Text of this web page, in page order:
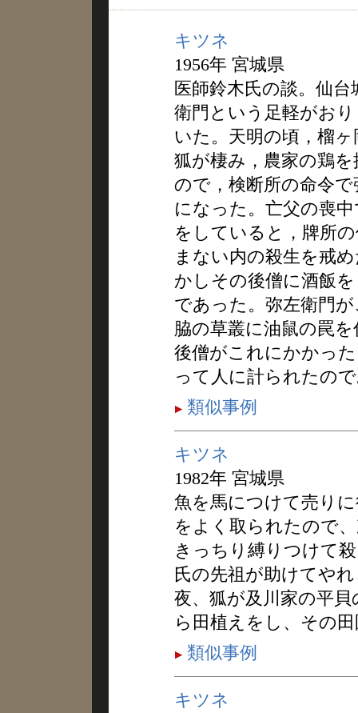
キツネ
1956年 宮城県
医師鈴木氏の談。仙
衛門という足軽がお
いた。天明の頃，榴
狐が棲み，農家の鶏
ので，検断所の命令
になった。亡父の喪
をしていると，牌所
まない内の殺生を戒
かしその後僧に酒飯
であった。弥左衛門
脇の草叢に油鼠の罠
後僧がこれにかかっ
って人に計られたの
類似事例
キツネ
1982年 宮城県
魚を馬につけて売り
をよく取られたので
きっちり縛りつけて
氏の先祖が助けてや
夜、狐が及川家の平
ら田植えをし、その
類似事例
キツネ